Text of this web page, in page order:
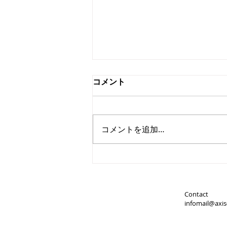
天使がやってきたの
コメント
コメントを追加…
Contact